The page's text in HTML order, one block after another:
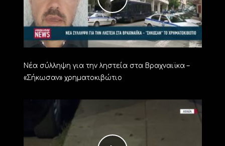
Νέα σύλληψη για την ληστεία στα Βραχναιϊκα –
«Σήκωσαν» χρηματοκιβώτιο